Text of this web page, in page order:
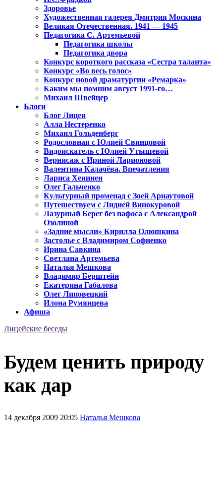
Здоровье
Художественная галерея Дмитрия Москина
Великая Отечественная. 1941 — 1945
Педагогика С. Артемьевой
Педагогика школы
Педагогика двора
Конкурс короткого рассказа «Сестра таланта»
Конкурс «Во весь голос»
Конкурс новой драматургии «Ремарка»
Каким мы помним август 1991-го…
Михаил Швейцер
Блоги
Блог Лицея
Алла Нестеренко
Михаил Гольденберг
Родословная с Юлией Свинцовой
Видоискатель с Юлией Утышевой
Вернисаж с Ириной Ларионовой
Валентина Калачёва. Впечатления
Лариса Хенинен
Олег Гальченко
Культурный променад с Зоей Арнаутовой
Путешествуем с Лидией Винокуровой
Лазурный Берег без пафоса с Александрой
Озолиной
«Задние мысли» Кирилла Олюшкина
Застолье с Владимиром Софиенко
Ирина Савкина
Светлана Артемьева
Наталья Мешкова
Владимир Берштейн
Екатерина Габалова
Олег Липовецкий
Илона Румянцева
Афиша
Лицейские беседы
Будем ценить природу
как дар
14 декабря 2009 20:05 Наталья Мешкова